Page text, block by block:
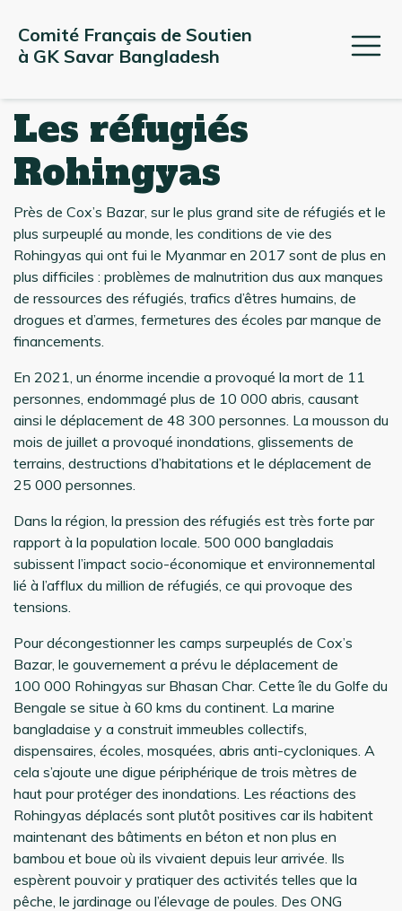
Comité Français de Soutien
à GK Savar Bangladesh
Les réfugiés
Rohingyas
Près de Cox’s Bazar, sur le plus grand site de réfugiés et le
plus surpeuplé au monde, les conditions de vie des
Rohingyas qui ont fui le Myanmar en 2017 sont de plus en
plus difficiles : problèmes de malnutrition dus aux manques
de ressources des réfugiés, trafics d’êtres humains, de
drogues et d’armes, fermetures des écoles par manque de
financements.
En 2021, un énorme incendie a provoqué la mort de 11
personnes, endommagé plus de 10 000 abris, causant
ainsi le déplacement de 48 300 personnes. La mousson du
mois de juillet a provoqué inondations, glissements de
terrains, destructions d’habitations et le déplacement de
25 000 personnes.
Dans la région, la pression des réfugiés est très forte par
rapport à la population locale. 500 000 bangladais
subissent l’impact socio-économique et environnemental
lié à l’afflux du million de réfugiés, ce qui provoque des
tensions.
Pour décongestionner les camps surpeuplés de Cox’s
Bazar, le gouvernement a prévu le déplacement de
100 000 Rohingyas sur Bhasan Char. Cette île du Golfe du
Bengale se situe à 60 kms du continent. La marine
bangladaise y a construit immeubles collectifs,
dispensaires, écoles, mosquées, abris anti-cycloniques. A
cela s’ajoute une digue périphérique de trois mètres de
haut pour protéger des inondations. Les réactions des
Rohingyas déplacés sont plutôt positives car ils habitent
maintenant des bâtiments en béton et non plus en
bambou et boue où ils vivaient depuis leur arrivée. Ils
espèrent pouvoir y pratiquer des activités telles que la
pêche, le jardinage ou l’élevage de poules. Des ONG